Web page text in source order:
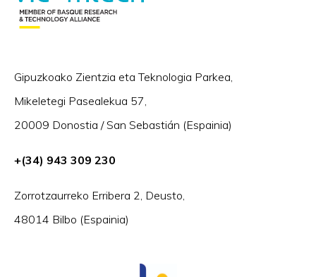
Gipuzkoako Zientzia eta Teknologia Parkea,
Mikeletegi Pasealekua 57,
20009 Donostia / San Sebastián (Espainia)
+(34) 943 309 230
Zorrotzaurreko Erribera 2, Deusto,
48014 Bilbo (Espainia)